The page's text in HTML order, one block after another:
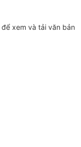
để xem và tải văn bản